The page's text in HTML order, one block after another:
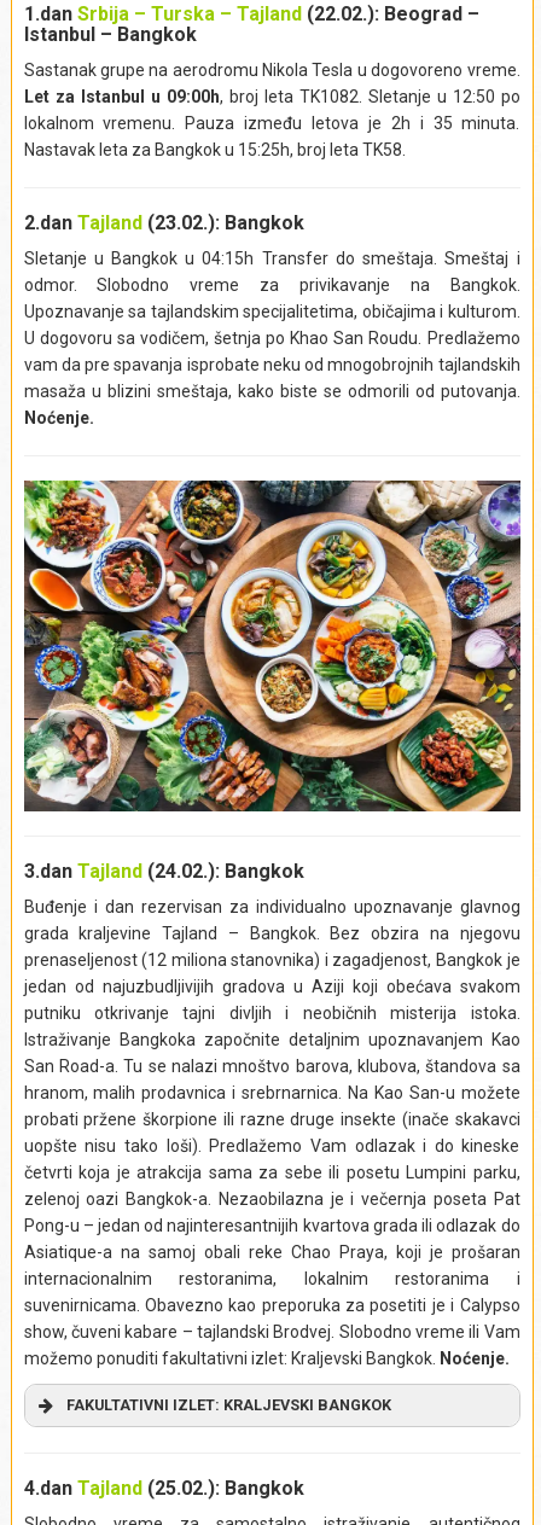
1.danSrbija – Turska – Tajland(22.02.): Beograd –
Istanbul – Bangkok
Sastanak grupe na aerodromu Nikola Tesla u dogovoreno vreme.
Let za Istanbul u 09:00h, broj leta TK1082. Sletanje u 12:50 po
lokalnom vremenu. Pauza između letova je 2h i 35 minuta.
Nastavak leta za Bangkok u 15:25h, broj leta TK58.
2.dan Tajland(23.02.): Bangkok
Sletanje u Bangkok u 04:15h Transfer do smeštaja. Smeštaj i
odmor. Slobodno vreme za privikavanje na Bangkok.
Upoznavanje sa tajlandskim specijalitetima, običajima i kulturom.
U dogovoru sa vodičem, šetnja po Khao San Roudu. Predlažemo
vam da pre spavanja isprobate neku od mnogobrojnih tajlandskih
masaža u blizini smeštaja, kako biste se odmorili od putovanja.
Noćenje.
3.dan Tajland(24.02.): Bangkok
Buđenje i dan rezervisan za individualno upoznavanje glavnog
grada kraljevine Tajland – Bangkok. Bez obzira na njegovu
prenaseljenost (12 miliona stanovnika) i zagadjenost, Bangkok je
jedan od najuzbudljivijih gradova u Aziji koji obećava svakom
putniku otkrivanje tajni divljih i neobičnih misterija istoka.
Istraživanje Bangkoka započnite detaljnim upoznavanjem Kao
San Road-a. Tu se nalazi mnoštvo barova, klubova, štandova sa
hranom, malih prodavnica i srebrnarnica. Na Kao San-u možete
probati pržene škorpione ili razne druge insekte (inače skakavci
uopšte nisu tako loši). Predlažemo Vam odlazak i do kineske
četvrti koja je atrakcija sama za sebe ili posetu Lumpini parku,
zelenoj oazi Bangkok-a. Nezaobilazna je i večernja poseta Pat
Pong-u – jedan od najinteresantnijih kvartova grada ili odlazak do
Asiatique-a na samoj obali reke Chao Praya, koji je prošaran
internacionalnim restoranima, lokalnim restoranima i
suvenirnicama. Obavezno kao preporuka za posetiti je i Calypso
show, čuveni kabare – tajlandski Brodvej. Slobodno vreme ili Vam
možemo ponuditi fakultativni izlet: Kraljevski Bangkok. Noćenje.
FAKULTATIVNI IZLET: KRALJEVSKI BANGKOK
tokom kojeg ćemo upoznati glavni grad Tajlanda, prestonicu
“Zemlje osmeha”. Izlet počinjemo krstarenjem kanalima
4.danTajland(25.02.): Bangkok